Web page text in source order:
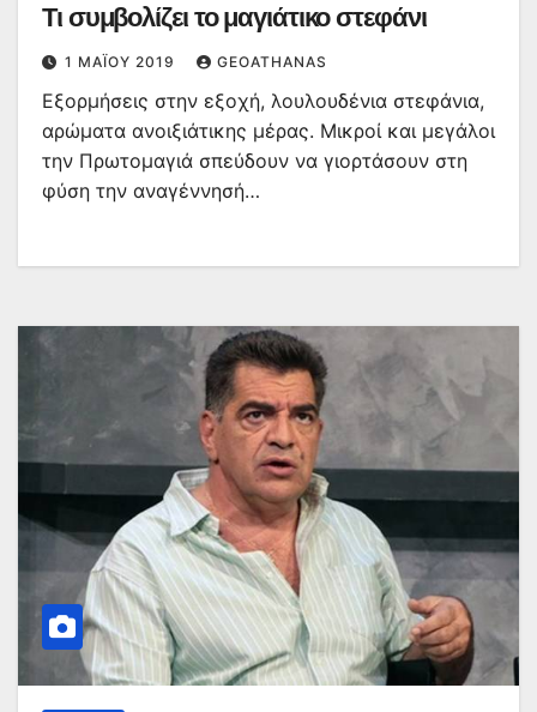
Τι συμβολίζει το μαγιάτικο στεφάνι
1 ΜΑΪ́ΟΥ 2019 GEOATHANAS
Εξορμήσεις στην εξοχή, λουλουδένια στεφάνια,
αρώματα ανοιξιάτικης μέρας. Μικροί και μεγάλοι
την Πρωτομαγιά σπεύδουν να γιορτάσουν στη
φύση την αναγέννησή…